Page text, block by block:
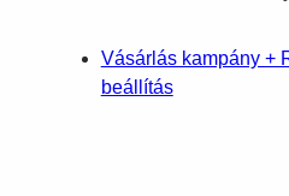
Vásárlás kampány +
beállítás